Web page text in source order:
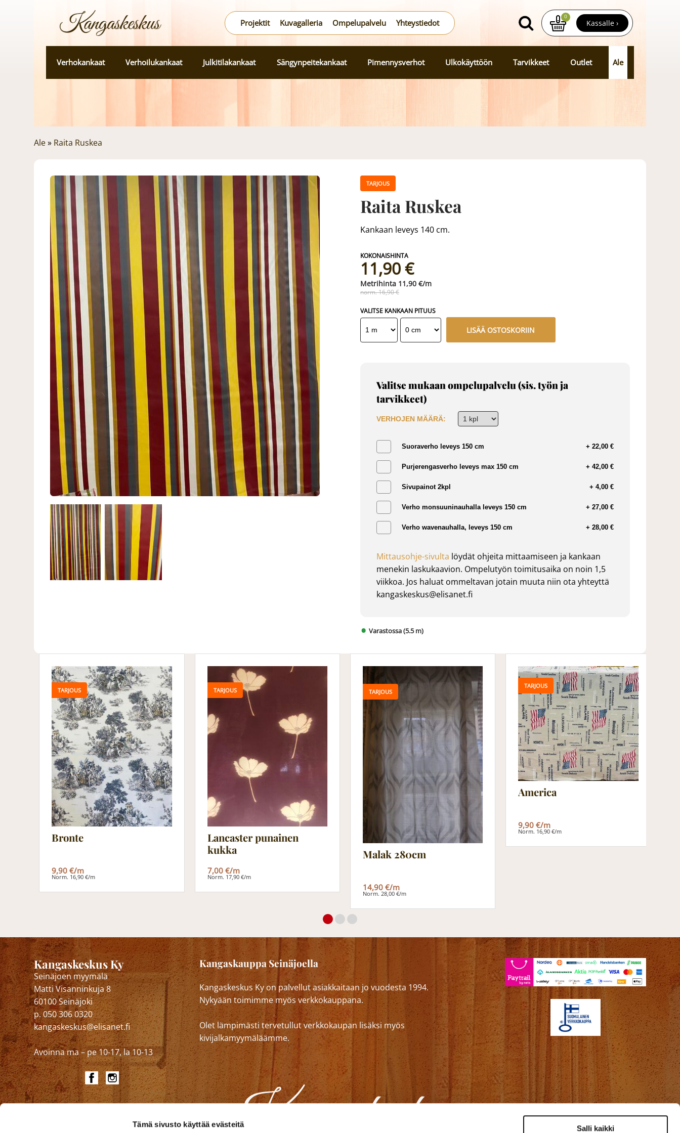
Tämä sivusto käyttää evästeitä Salli kaikki
Projektit Kuvagalleria Ompelupalvelu Yhteystiedot
0
Kassalle ›
Verhokankaat Verhoilukankaat Julkitilakankaat Sängynpeitekankaat Pimennysverhot Ulkokäyttöön Tarvikkeet Outlet Ale
Ale» Raita Ruskea
TARJOUS
Raita Ruskea
Kankaan leveys 140 cm.
11,90 €
11,90 €/m
norm. 16,90 €
VALITSE KANKAAN PITUUS
LISÄÄ OSTOSKORIIN
Valitse mukaan ompelupalvelu (sis. työn ja
tarvikkeet)
VERHOJEN MÄÄRÄ:
Suoraverho leveys 150 cm + 22,00 €
Purjerengasverho leveys max 150 cm + 42,00 €
Sivupainot 2kpl + 4,00 €
Verho monsuuninauhalla leveys 150 cm + 27,00 €
Verho wavenauhalla, leveys 150 cm + 28,00 €
Mittausohje-sivulta löydät ohjeita mittaamiseen ja kankaan
menekin laskukaavion. Ompelutyön toimitusaika on noin 1,5
viikkoa. Jos haluat ommeltavan jotain muuta niin ota yhteyttä
kangaskeskus@elisanet.fi
Varastossa (5.5 m)
TARJOUS
Bronte
9,90 €/m
Norm. 16,90 €/m
TARJOUS
Lancaster punainen
kukka
7,00 €/m
Norm. 17,90 €/m
TARJOUS
Malak 280cm
14,90 €/m
Norm. 28,00 €/m
TARJOUS
America
9,90 €/m
Norm. 16,90 €/m
Kangaskeskus Ky
Seinäjoen myymälä
Matti Visanninkuja 8
60100 Seinäjoki
p. 050 306 0320
kangaskeskus@elisanet.fi
Avoinna ma – pe 10-17, la 10-13
Kangaskauppa Seinäjoella
Kangaskeskus Ky on palvellut asiakkaitaan jo vuodesta 1994.
Nykyään toimimme myös verkkokauppana.
Olet lämpimästi tervetullut verkkokaupan lisäksi myös
kivijalkamyymäläämme.